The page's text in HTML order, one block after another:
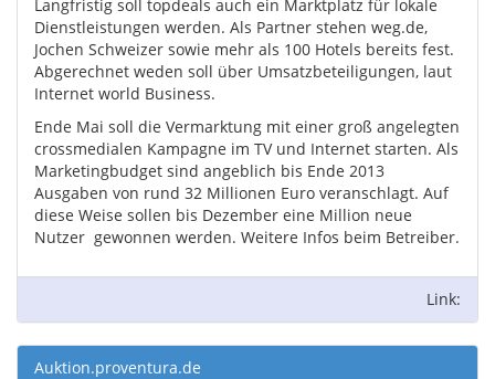
Langfristig soll topdeals auch ein Marktplatz für lokale
Dienstleistungen werden. Als Partner stehen weg.de,
Jochen Schweizer sowie mehr als 100 Hotels bereits fest.
Abgerechnet weden soll über Umsatzbeteiligungen, laut
Internet world Business.
Ende Mai soll die Vermarktung mit einer groß angelegten
crossmedialen Kampagne im TV und Internet starten. Als
Marketingbudget sind angeblich bis Ende 2013
Ausgaben von rund 32 Millionen Euro veranschlagt. Auf
diese Weise sollen bis Dezember eine Million neue
Nutzer gewonnen werden. Weitere Infos beim Betreiber.
Link:
Auktion.proventura.de